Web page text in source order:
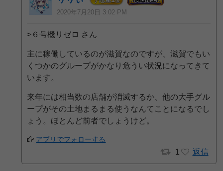
2020年7月20日 3:02 PM
>６号機リゼロ さん
主に稼働しているのが滋賀なのですが、滋賀でもい
くつかのグループがかなり危うい状況になってきて
います。
来年には相当数の店舗が消滅するか、他の大手グル
ープがその土地まるまる使うなんてことになるでし
ょう。ほとんど前者でしょうけど。
アプリでフォローする
1 返信